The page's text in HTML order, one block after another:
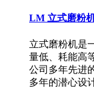
LM 立式磨粉
立式磨粉机是
量低、耗能高
公司多年先进
多年的潜心设